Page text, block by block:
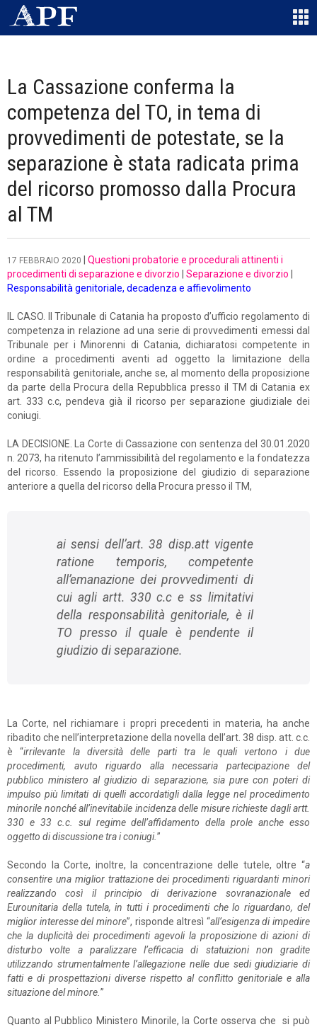
La Cassazione conferma la
competenza del TO, in tema di
provvedimenti de potestate, se la
separazione è stata radicata prima
del ricorso promosso dalla Procura
al TM
17 FEBBRAIO 2020
Questioni probatorie e procedurali attinenti i
procedimenti di separazione e divorzio
Separazione e divorzio
Responsabilità genitoriale, decadenza e affievolimento
IL CASO. Il Tribunale di Catania ha proposto d’ufficio regolamento di
competenza in relazione ad una serie di provvedimenti emessi dal
Tribunale per i Minorenni di Catania, dichiaratosi competente in
ordine a procedimenti aventi ad oggetto la limitazione della
responsabilità genitoriale, anche se, al momento della proposizione
da parte della Procura della Repubblica presso il TM di Catania ex
art. 333 c.c, pendeva già il ricorso per separazione giudiziale dei
coniugi.
LA DECISIONE. La Corte di Cassazione con sentenza del 30.01.2020
n. 2073, ha ritenuto l’ammissibilità del regolamento e la fondatezza
del ricorso. Essendo la proposizione del giudizio di separazione
anteriore a quella del ricorso della Procura presso il TM,
ai sensi dell’art. 38 disp.att vigente
ratione temporis, competente
all’emanazione dei provvedimenti di
cui agli artt. 330 c.c e ss limitativi
della responsabilità genitoriale, è il
TO presso il quale è pendente il
giudizio di separazione.
La Corte, nel richiamare i propri precedenti in materia, ha anche
ribadito che nell’interpretazione della novella dell’art. 38 disp. att. c.c.
è “irrilevante la diversità delle parti tra le quali vertono i due
procedimenti, avuto riguardo alla necessaria partecipazione del
pubblico ministero al giudizio di separazione, sia pure con poteri di
impulso più limitati di quelli accordatigli dalla legge nel procedimento
minorile nonché all’inevitabile incidenza delle misure richieste dagli artt.
330 e 33 c.c. sul regime dell’affidamento della prole anche esso
oggetto di discussione tra i coniugi.”
Secondo la Corte, inoltre, la concentrazione delle tutele, oltre “a
consentire una miglior trattazione dei procedimenti riguardanti minori
realizzando così il principio di derivazione sovranazionale ed
Eurounitaria della tutela, in tutti i procedimenti che lo riguardano, del
miglior interesse del minore”, risponde altresì “all’esigenza di impedire
che la duplicità dei procedimenti agevoli la proposizione di azioni di
disturbo volte a paralizzare l’efficacia di statuizioni non gradite
utilizzando strumentalmente l’allegazione nelle due sedi giudiziarie di
fatti e di prospettazioni diverse rispetto al conflitto genitoriale e alla
situazione del minore. ”
Quanto al Pubblico Ministero Minorile, la Corte osserva che si può